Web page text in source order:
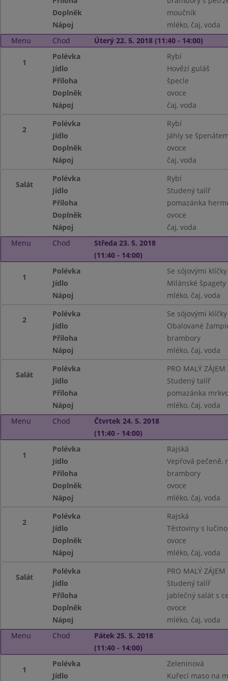
Doplněk
moučník
Nápoj
mléko, čaj, voda
Menu
Chod Úterý 22. 5. 2018 (11:40 - 14:00)
1
Polévka
Rybí
Jídlo
Hovězí guláš
Příloha
špecle
Doplněk
ovoce
Nápoj
čaj, voda
2
Polévka
Rybí
Jídlo
Jáhly se
Doplněk
ovoce
Nápoj
čaj, voda
Salát
Polévka
Rybí
Jídlo
Studený talíř
Příloha
pomazánka
Doplněk
ovoce
Nápoj
čaj, voda
Menu
Chod
Středa 23. 5. 2018
(11:40 - 14:00)
1
Polévka
Se sójovými klíčky
Jídlo
Milánské špagety
Nápoj
mléko, čaj, voda
2
Polévka
Se sójovými klíčky
Jídlo
Obalované
Příloha
brambory
Nápoj
mléko, čaj, voda
Salát
Polévka
PRO MALÝ
Jídlo
Studený talíř
Příloha
pomazánka
Nápoj
mléko, čaj, voda
Menu
Chod
Čtvrtek 24. 5. 2018
(11:40 - 14:00)
1
Polévka
Rajská
Jídlo
Vepřová pečeně,
Příloha
brambory
Doplněk
ovoce
Nápoj
mléko, čaj, voda
2
Polévka
Rajská
Jídlo
Těstoviny s
Doplněk
ovoce
Nápoj
mléko, čaj, voda
Salát
Polévka
PRO MALÝ
Jídlo
Studený talíř
Příloha
jablečný salát s
Doplněk
ovoce
Nápoj
mléko, čaj, voda
Menu
Chod
Pátek 25. 5. 2018
(11:40 - 14:00)
1
Polévka
Zeleninová
Jídlo
Kuřecí maso na